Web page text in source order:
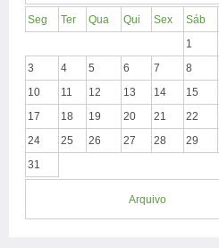
Seg Ter Qua Qui Sex Sáb
1
3
4 5 6 7 8
10
11 12 13 14 15
17
18 19 20 21 22
24
25 26 27 28 29
31
Arquivo